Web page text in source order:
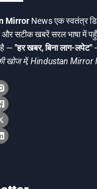
Mirror News एक स्वतंत्र
और सटीक खबरें सरल भाषा में
है —"हर खबर, बिना लाग-लपेट"
खोज में, Hindustan